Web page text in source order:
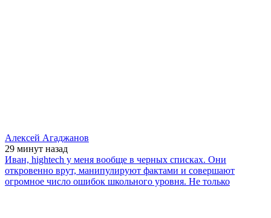
Алексей Агаджанов
29 минут назад
Иван, hightech у меня вообще в черных списках. Они
откровенно врут, манипулируют фактами и совершают
огромное число ошибок школьного уровня. Не только